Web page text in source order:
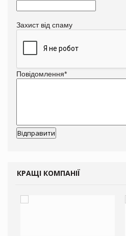
Захист від спаму
Повідомлення*
КРАЩІ КОМПАНІЇ